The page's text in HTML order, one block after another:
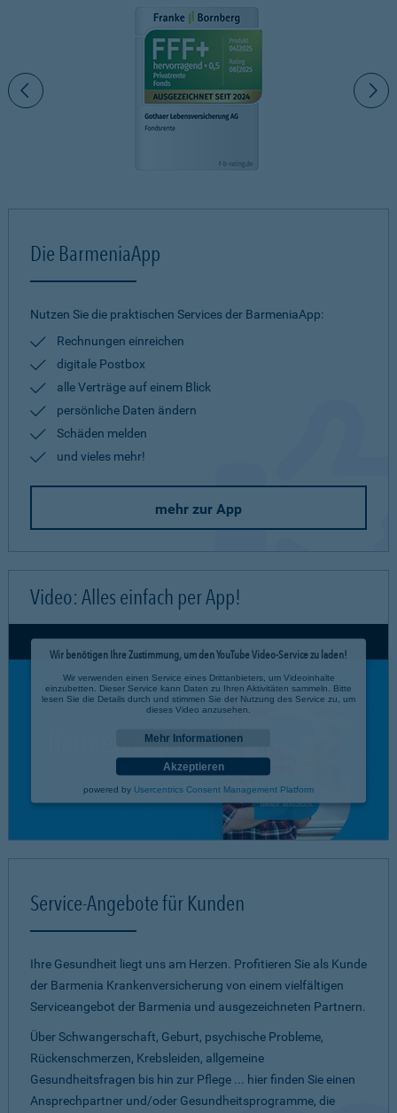
Die BarmeniaApp
Nutzen Sie die praktischen Services der BarmeniaApp:
Rechnungen einreichen
digitale Postbox
alle Verträge auf einem Blick
persönliche Daten ändern
Schäden melden
und vieles mehr!
mehr zur App
Video: Alles einfach per App!
Wir benötigen Ihre Zustimmung, um den YouTube Video-Service zu laden!
Wir verwenden einen Service eines Drittanbieters, um Videoinhalte
einzubetten. Dieser Service kann Daten zu Ihren Aktivitäten sammeln. Bitte
lesen Sie die Details durch und stimmen Sie der Nutzung des Service zu, um
dieses Video anzusehen.
Mehr Informationen
Akzeptieren
powered by Usercentrics Consent Management Platform
Service-Angebote für Kunden
Ihre Gesundheit liegt uns am Herzen. Profitieren Sie als Kunde
der Barmenia Krankenversicherung von einem vielfältigen
Serviceangebot der Barmenia und ausgezeichneten Partnern.
Über Schwangerschaft, Geburt, psychische Probleme,
Rückenschmerzen, Krebsleiden, allgemeine
Gesundheitsfragen bis hin zur Pflege ... hier finden Sie einen
Ansprechpartner und/oder Gesundheitsprogramme, die